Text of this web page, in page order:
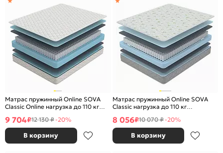
Матрас пружинный Online SOVA
Classic Online нагрузка до 110 кг
9 704₽12 130 ₽-20%
В корзину
Матрас пружинный Online SOVA
Classic нагрузка до 110 кг
8 056₽10 070 ₽-20%
В корзину